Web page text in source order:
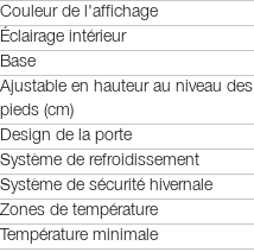
Couleur de l'affichage
Éclairage intérieur
Base
Ajustable en hauteur au niveau des
pieds (cm)
Design de la porte
Système de refroidissement
Système de sécurité hivernale
Zones de température
Température minimale